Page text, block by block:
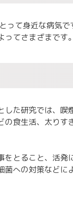
って身近な病気
てさまざまです。
た研究では、喫
食生活、太りす
とること、活発
への対策などに